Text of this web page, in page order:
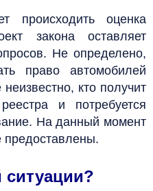
происходить оценка
закона оставляет
Не определено,
право автомобилей
кто получит
и потребуется
На данный момент
предоставлены.
ситуации?